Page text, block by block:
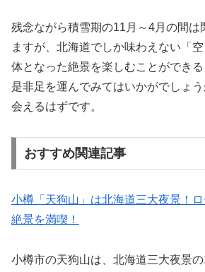
残念ながら積雪期の11月～4月の間は
ますが、北海道でしか味わえない「
体となった絶景を楽しむことができ
是非足を運んでみてはいかがでしょ
会えるはずです。
おすすめ関連記事
小樽「天狗山」は北海道三大夜景！
絶景を満喫！
小樽市の天狗山は、北海道三大夜景